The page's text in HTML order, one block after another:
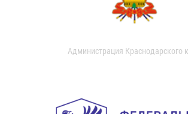
Администрация Краснодарского